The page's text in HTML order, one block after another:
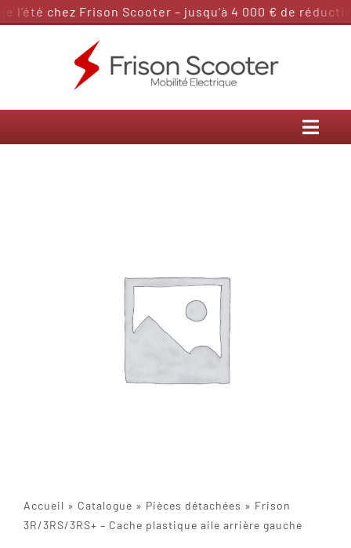
Passer
l’été chez Frison Scooter – jusqu’à 4 000 € de
Accueil » Catalogue » Pièces détachées » Frison
3R/3RS/3RS+ – Cache plastique aile arrière gauche